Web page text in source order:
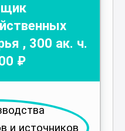
, 300 ак. ч.
₽